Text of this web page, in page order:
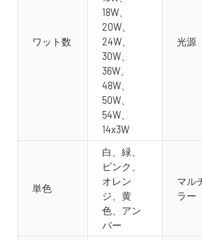
ワット数
18W、
20W、
24W、
30W、
36W、
48W、
50W、
54W、
14x3W
光源
単色
白、緑、
ピンク、
オレン
ジ、黄
色、アン
バー
マル
ラー